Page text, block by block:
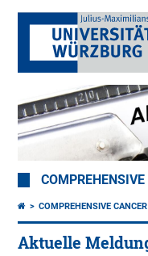
COMPREHENSIVE
Aktuelle